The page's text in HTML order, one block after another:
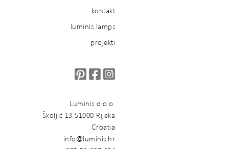
kontakt
luminis lamps
projekti
Luminis d.o.o.
Školjić 13 51000 Rijeka
Croatia
info@luminis.hr